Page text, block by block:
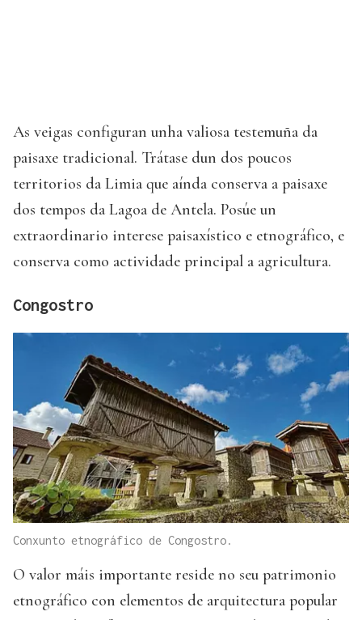
As veigas configuran unha valiosa testemuña da
paisaxe tradicional. Trátase dun dos poucos
territorios da Limia que aínda conserva a paisaxe
dos tempos da Lagoa de Antela. Posúe un
extraordinario interese paisaxístico e etnográfico, e
conserva como actividade principal a agricultura.
Congostro
Conxunto etnográfico de Congostro.
O valor máis importante reside no seu patrimonio
etnográfico con elementos de arquitectura popular